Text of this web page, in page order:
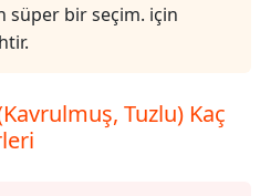
süper bir seçim. için
Tuzlu) Kaç